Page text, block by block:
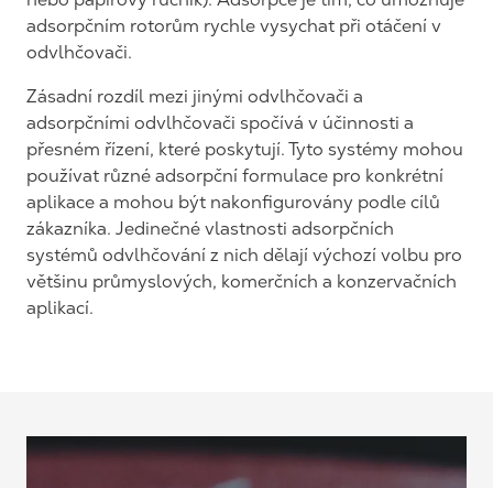
adsorpčním rotorům rychle vysychat při otáčení v
odvlhčovači.
Zásadní rozdíl mezi jinými odvlhčovači a
adsorpčními odvlhčovači spočívá v účinnosti a
přesném řízení, které poskytují. Tyto systémy mohou
používat různé adsorpční formulace pro konkrétní
aplikace a mohou být nakonfigurovány podle cílů
zákazníka. Jedinečné vlastnosti adsorpčních
systémů odvlhčování z nich dělají výchozí volbu pro
většinu průmyslových, komerčních a konzervačních
aplikací.